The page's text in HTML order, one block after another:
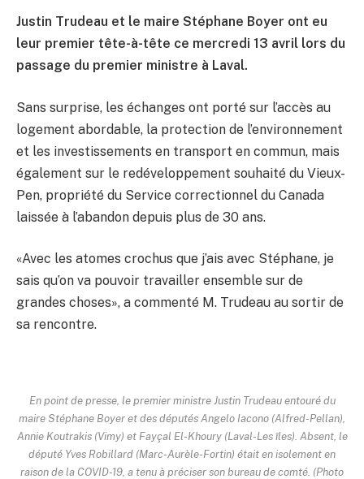
Justin Trudeau et le maire Stéphane Boyer ont eu
leur premier tête-à-tête ce mercredi 13 avril lors du
passage du premier ministre à Laval.
Sans surprise, les échanges ont porté sur l’accès au
logement abordable, la protection de l’environnement
et les investissements en transport en commun, mais
également sur le redéveloppement souhaité du Vieux-
Pen, propriété du Service correctionnel du Canada
laissée à l’abandon depuis plus de 30 ans.
«Avec les atomes crochus que j’ais avec Stéphane, je
sais qu’on va pouvoir travailler ensemble sur de
grandes choses», a commenté M. Trudeau au sortir de
sa rencontre.
En point de presse, le premier ministre Justin Trudeau entouré du
maire Stéphane Boyer et des députés Angelo Iacono (Alfred-Pellan),
Annie Koutrakis (Vimy) et Fayçal El-Khoury (Laval-Les îles). Absent, le
député Yves Robillard (Marc-Aurèle-Fortin) était en isolement en
raison de la COVID-19, a tenu à préciser son bureau de comté. (Photo